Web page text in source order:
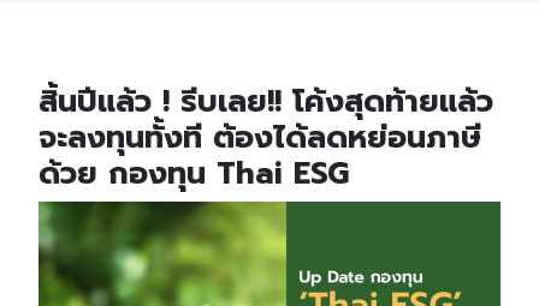
สิ้นปีแล้ว ! รีบเลย!! โค้งสุดท้ายแล้ว
จะลงทุนทั้งที ต้องได้ลดหย่อนภาษี
ด้วย กองทุน Thai ESG